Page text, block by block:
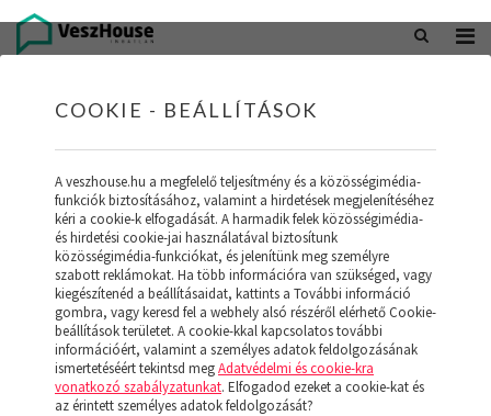
office@veszhouse.hu +36 20 402 5098
INGATLAN KÉSZLETÜNK
(19)
COOKIE - BEÁLLÍTÁSOK
A veszhouse.hu a megfelelő teljesítmény és a közösségimédia-
funkciók biztosításához, valamint a hirdetések megjelenítéséhez
kéri a cookie-k elfogadását. A harmadik felek közösségimédia-
és hirdetési cookie-jai használatával biztosítunk
közösségimédia-funkciókat, és jelenítünk meg személyre
szabott reklámokat. Ha több információra van szükséged, vagy
kiegészítenéd a beállításaidat, kattints a További információ
gombra, vagy keresd fel a webhely alsó részéről elérhető Cookie-
beállítások területet. A cookie-kkal kapcsolatos további
információért, valamint a személyes adatok feldolgozásának
ismertetéséért tekintsd megAdatvédelmi és cookie-kra
vonatkozó szabályzatunkat. Elfogadod ezeket a cookie-kat és
az érintett személyes adatok feldolgozását?